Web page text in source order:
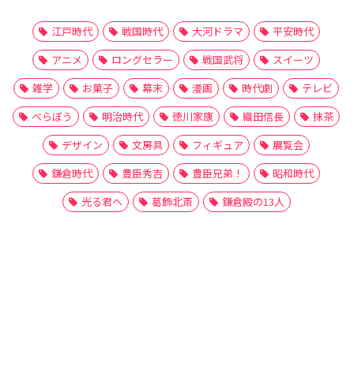
江戸時代 戦国時代 大河ドラマ
平安時代
アニメ
ロングセラー 戦国武将
スイーツ
雑学
お菓子 幕末 漫画 時代劇
テレビ
べらぼう
明治時代 徳川家康 織田信長
抹茶
デザイン
文房具 フィギュア
展覧会
鎌倉時代
豊臣秀吉 豊臣兄弟！
昭和時代
光る君へ
葛飾北斎 鎌倉殿の13人